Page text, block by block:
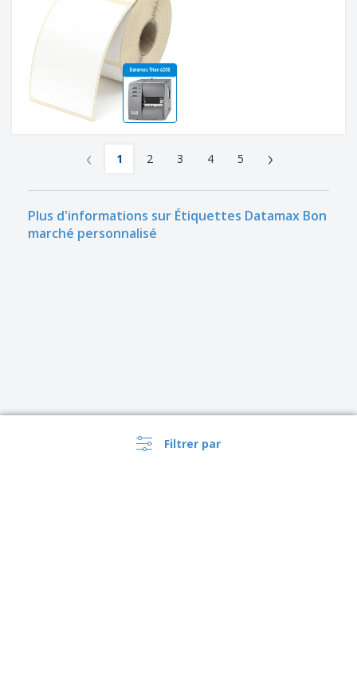
Filtrer par
‹ 1 2 3 4 5 ›
Plus d'informations sur Étiquettes Datamax Bon
marché personnalisé